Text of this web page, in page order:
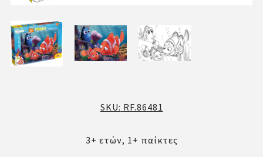
SKU: RF.86481
3+ ετών, 1+ παίκτες